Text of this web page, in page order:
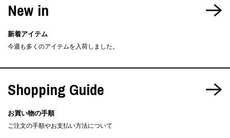
New in
新着アイテム
今週も多くのアイテムを入荷しました。
Shopping Guide
お買い物の手順
ご注文の手順やお支払い方法について